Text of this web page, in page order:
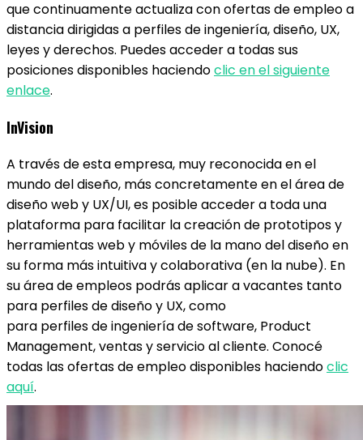
que continuamente actualiza con ofertas de empleo a
distancia dirigidas a perfiles de ingeniería, diseño, UX,
leyes y derechos. Puedes acceder a todas sus
posiciones disponibles haciendoclic en el siguiente
enlace.
InVision
A través de esta empresa, muy reconocida en el
mundo del diseño, más concretamente en el área de
diseño web y UX/UI, es posible acceder a toda una
plataforma para facilitar la creación de prototipos y
herramientas web y móviles de la mano del diseño en
su forma más intuitiva y colaborativa (en la nube). En
su área de empleos podrás aplicar a vacantes tanto
para perfiles de diseño y UX, como
para perfiles de ingeniería de software, Product
Management, ventas y servicio al cliente. Conocé
todas las ofertas de empleo disponibles haciendoclic
aquí.